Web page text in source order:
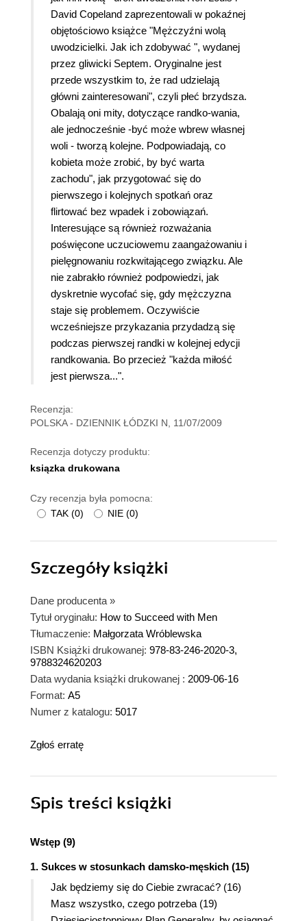
David Copeland zaprezentowali w pokaźnej
objętościowo książce "Mężczyźni wolą
uwodzicielki. Jak ich zdobywać ", wydanej
przez gliwicki Septem. Oryginalne jest
przede wszystkim to, że rad udzielają
główni zainteresowani", czyli płeć brzydsza.
Obalają oni mity, dotyczące randko-wania,
ale jednocześnie -być może wbrew własnej
woli - tworzą kolejne. Podpowiadają, co
kobieta może zrobić, by być warta
zachodu", jak przygotować się do
pierwszego i kolejnych spotkań oraz
flirtować bez wpadek i zobowiązań.
Interesujące są również rozważania
poświęcone uczuciowemu zaangażowaniu i
pielęgnowaniu rozkwitającego związku. Ale
nie zabrakło również podpowiedzi, jak
dyskretnie wycofać się, gdy mężczyzna
staje się problemem. Oczywiście
wcześniejsze przykazania przydadzą się
podczas pierwszej randki w kolejnej edycji
randkowania. Bo przecież "każda miłość
jest pierwsza...".
Recenzja:
POLSKA - DZIENNIK ŁÓDZKI N, 11/07/2009
Recenzja dotyczy produktu:
ksiązka drukowana
Czy recenzja była pomocna:
TAK (0) NIE (0)
Szczegółyksiążki
Dane producenta »
Tytuł oryginału: How to Succeed with Men
Tłumaczenie: Małgorzata Wróblewska
ISBN Książki drukowanej: 978-83-246-2020-3,
9788324620203
Data wydania książki drukowanej : 2009-06-16
Format: A5
Numer z katalogu: 5017
Zgłoś erratę
Spis treści książki
Wstęp (9)
1. Sukces w stosunkach damsko-męskich (15)
Jak będziemy się do Ciebie zwracać? (16)
Masz wszystko, czego potrzeba (19)